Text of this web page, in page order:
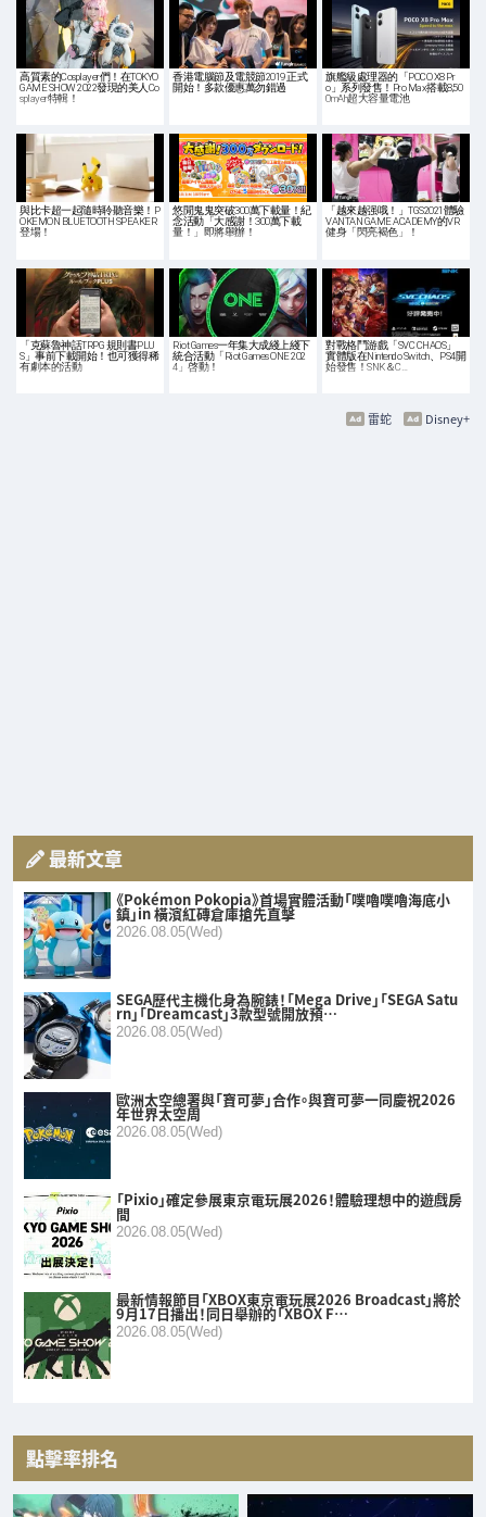
高質素的Cosplayer們！在TOKYO
GAME SHOW 2022發現的美人Co
splayer特輯！
香港電腦節及電競節2019 正式
開始！多款優惠萬勿錯過
旗艦級處理器的「POCO X8 Pr
o」系列發售！Pro Max搭載8,50
0mAh超大容量電池
與比卡超一起隨時聆聽音樂！P
OKEMON BLUETOOTH SPEAKER
登場！
悠閒鬼鬼突破300萬下載量！紀
念活動「大感謝！300萬下載
量！」即將舉辦！
「越來越强哦！」TGS2021體驗
VANTAN GAME ACADEMY的VR
健身「閃亮褐色」！
「克蘇魯神話TRPG 規則書PLU
S」事前下載開始！也可獲得稀
有劇本的活動
Riot Games一年集大成綫上綫下
統合活動「Riot Games ONE 202
4」啓動！
對戰格鬥游戲「SVC CHAOS」
實體版在Nintendo Switch、PS4開
始發售！SNK＆C…
Disney+
雷蛇
最新文章
《Pokémon Pokopia》首場實體活動「噗嚕噗嚕海底小
鎮」in 橫濱紅磚倉庫搶先直擊
2026.08.05(Wed)
SEGA歷代主機化身為腕錶！「Mega Drive」「SEGA Satu
rn」「Dreamcast」3款型號開放預…
2026.08.05(Wed)
歐洲太空總署與「寶可夢」合作。與寶可夢一同慶祝2026
年世界太空周
2026.08.05(Wed)
「Pixio」確定參展東京電玩展2026！體驗理想中的遊戲房
間
2026.08.05(Wed)
最新情報節目「XBOX東京電玩展2026 Broadcast」將於
9月17日播出！同日舉辦的「XBOX F…
2026.08.05(Wed)
點擊率排名